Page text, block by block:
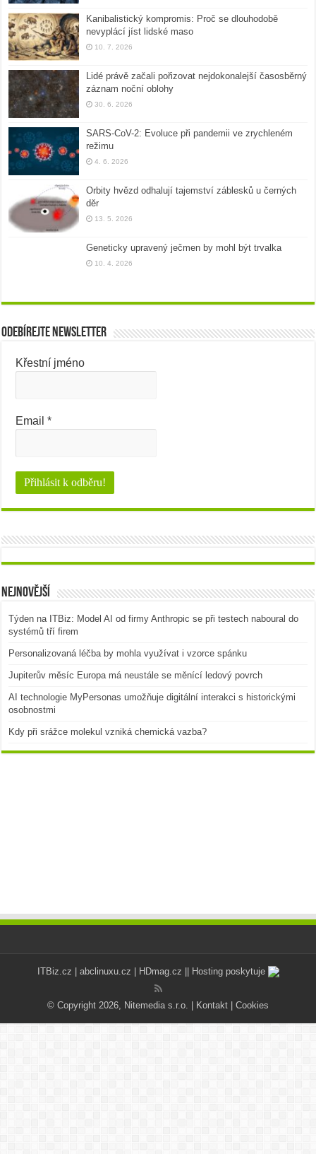
Kanibalistický kompromis: Proč se dlouhodobě
nevyplácí jíst lidské maso
10. 7. 2026
Lidé právě začali pořizovat nejdokonalejší časosběrný
záznam noční oblohy
30. 6. 2026
SARS-CoV-2: Evoluce při pandemii ve zrychleném
režimu
4. 6. 2026
Orbity hvězd odhalují tajemství záblesků u černých
děr
13. 5. 2026
Geneticky upravený ječmen by mohl být trvalka
10. 4. 2026
Odebírejte newsletter
Křestní jméno
Email*
Nejnovější
Týden na ITBiz: Model AI od firmy Anthropic se při testech naboural do
systémů tří firem
Personalizovaná léčba by mohla využívat i vzorce spánku
Jupiterův měsíc Europa má neustále se měnící ledový povrch
AI technologie MyPersonas umožňuje digitální interakci s historickými
osobnostmi
Kdy při srážce molekul vzniká chemická vazba?
ITBiz.cz | abclinuxu.cz | HDmag.cz || Hosting poskytuje
© Copyright 2026, Nitemedia s.r.o. | Kontakt | Cookies